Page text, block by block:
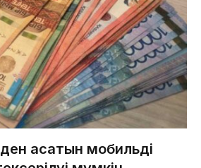
асатын мобильді